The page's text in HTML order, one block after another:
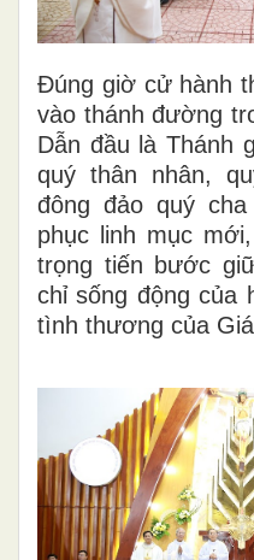
Đúng giờ cử hành
vào thánh đường
Dẫn đầu là Thánh
quý thân nhân,
đông đảo quý
phục linh mục
trọng tiến bước
chỉ sống động của
tình thương của